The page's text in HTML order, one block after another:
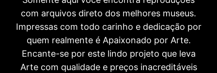
com arquivos direto dos melhores museus.
Impressas com todo carinho e dedicação por
quem realmente é Apaixonado por Arte.
Encante-se por este lindo projeto que leva
Arte com qualidade e preços inacreditáveis